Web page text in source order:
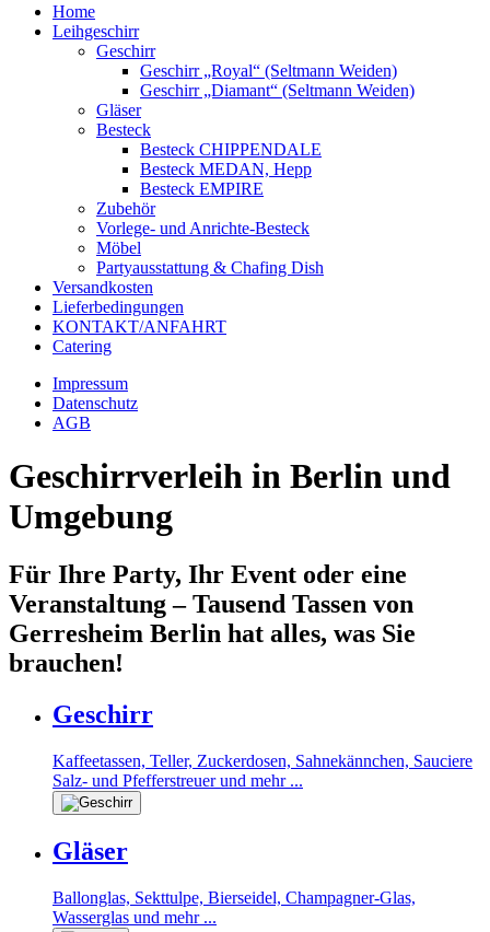
Home
Leihgeschirr
Geschirr
Geschirr „Royal“ (Seltmann Weiden)
Geschirr „Diamant“ (Seltmann Weiden)
Gläser
Besteck
Besteck CHIPPENDALE
Besteck MEDAN, Hepp
Besteck EMPIRE
Zubehör
Vorlege- und Anrichte-Besteck
Möbel
Partyausstattung & Chafing Dish
Versandkosten
Lieferbedingungen
KONTAKT/ANFAHRT
Catering
Impressum
Datenschutz
AGB
Geschirrverleih in Berlin und
Umgebung
Für Ihre Party, Ihr Event oder eine
Veranstaltung – Tausend Tassen von
Gerresheim Berlin hat alles, was Sie
brauchen!
Geschirr
Kaffeetassen, Teller, Zuckerdosen, Sahnekännchen, Sauciere
Salz- und Pfefferstreuer und mehr ...
Gläser
Ballonglas, Sekttulpe, Bierseidel, Champagner-Glas,
Wasserglas und mehr ...